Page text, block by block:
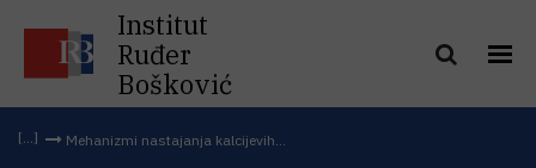
Institut
Ruđer
Bošković
Mehanizmi nastajanja kalcijevih...